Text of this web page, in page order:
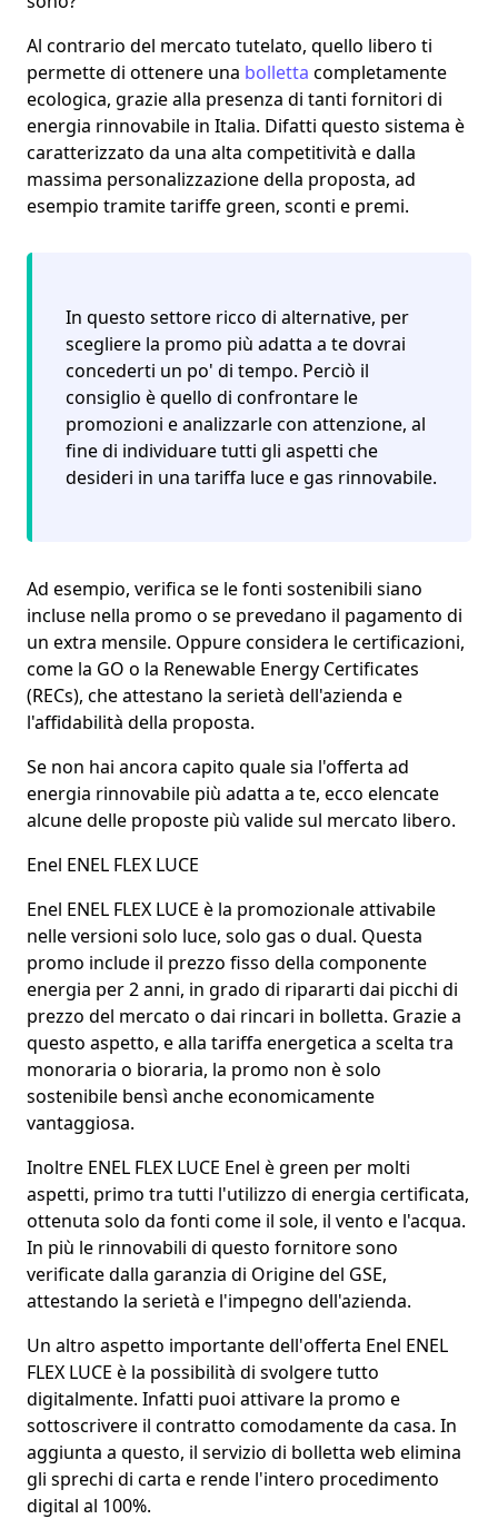
Al contrario del mercato tutelato, quello libero ti
permette di ottenere una bolletta completamente
ecologica, grazie alla presenza di tanti fornitori di
energia rinnovabile in Italia. Difatti questo sistema è
caratterizzato da una alta competitività e dalla
massima personalizzazione della proposta, ad
esempio tramite tariffe green, sconti e premi.
In questo settore ricco di alternative, per
scegliere la promo più adatta a te dovrai
concederti un po' di tempo. Perciò il
consiglio è quello di confrontare le
promozioni e analizzarle con attenzione, al
fine di individuare tutti gli aspetti che
desideri in una tariffa luce e gas rinnovabile.
Ad esempio, verifica se le fonti sostenibili siano
incluse nella promo o se prevedano il pagamento di
un extra mensile. Oppureconsidera le certificazioni,
come la GO o la Renewable Energy Certificates
(RECs), che attestano la serietà dell'azienda e
l'affidabilità della proposta.
Se non hai ancora capito quale sia l'offerta ad
energia rinnovabile più adatta a te, ecco elencate
alcune delle proposte più valide sul mercato libero.
Enel ENEL FLEX LUCE
Enel ENEL FLEX LUCE è la promozionale attivabile
nelle versioni solo luce, solo gas o dual. Questa
promo include il prezzo fisso della componente
energia per 2 anni, in grado di ripararti dai picchi di
prezzo del mercato o dai rincari in bolletta. Grazie a
questo aspetto, e alla tariffa energetica a scelta tra
monoraria o bioraria, la promo non è solo
sostenibile bensì anche economicamente
vantaggiosa.
Inoltre ENEL FLEX LUCE Enel è green per molti
aspetti, primo tra tutti l'utilizzo di energia certificata,
ottenuta solo da fonti come il sole, il vento e l'acqua.
In più le rinnovabili di questo fornitore sono
verificate dalla garanzia di Origine del GSE,
attestando la serietà e l'impegno dell'azienda.
Un altro aspetto importante dell'offerta Enel ENEL
FLEX LUCE è la possibilità di svolgere tutto
digitalmente. Infatti puoi attivare la promo e
sottoscrivere il contratto comodamente da casa. In
aggiunta a questo, il servizio di bolletta web elimina
gli sprechi di carta e rende l'intero procedimento
digital al 100%.